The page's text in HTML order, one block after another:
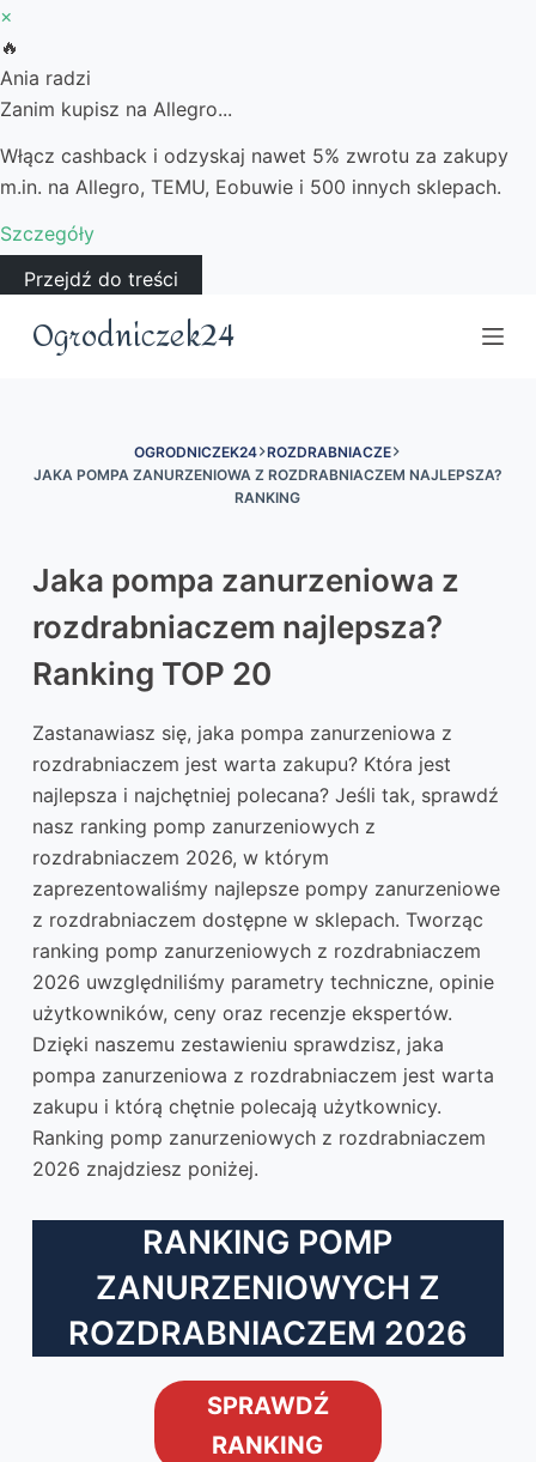
×
🔥
Ania radzi
Zanim kupisz na Allegro...
Włącz cashback i odzyskaj nawet 5% zwrotu za zakupy
m.in. na Allegro, TEMU, Eobuwie i 500 innych sklepach.
Szczegóły
Przejdź do treści
Ogrodniczek24
OGRODNICZEK24 ROZDRABNIACZE
JAKA POMPA ZANURZENIOWA Z ROZDRABNIACZEM NAJLEPSZA?
RANKING
Jaka pompa zanurzeniowa z
rozdrabniaczem najlepsza?
Ranking TOP 20
Zastanawiasz się, jaka pompa zanurzeniowa z
rozdrabniaczem jest warta zakupu? Która jest
najlepsza i najchętniej polecana? Jeśli tak, sprawdź
nasz ranking pomp zanurzeniowych z
rozdrabniaczem 2026, w którym
zaprezentowaliśmy najlepsze pompy zanurzeniowe
z rozdrabniaczem dostępne w sklepach. Tworząc
ranking pomp zanurzeniowych z rozdrabniaczem
2026 uwzględniliśmy parametry techniczne, opinie
użytkowników, ceny oraz recenzje ekspertów.
Dzięki naszemu zestawieniu sprawdzisz, jaka
pompa zanurzeniowa z rozdrabniaczem jest warta
zakupu i którą chętnie polecają użytkownicy.
Ranking pomp zanurzeniowych z rozdrabniaczem
2026 znajdziesz poniżej.
RANKING POMP
ZANURZENIOWYCH Z
ROZDRABNIACZEM 2026
SPRAWDŹ
RANKING